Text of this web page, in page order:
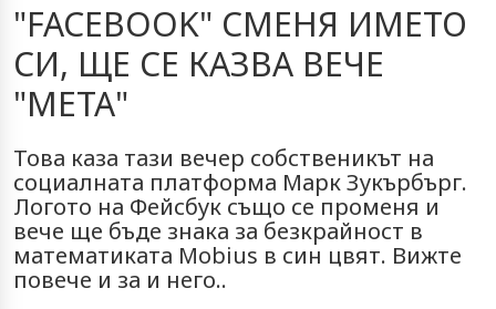
"FACEBOOK" СМЕНЯ ИМЕТО
СИ, ЩЕ СЕ КАЗВА ВЕЧЕ
"МЕТА"
Това каза тази вечер собственикът на
социалната платформа Марк Зукърбърг.
Логото на Фейсбук също се променя и
вече ще бъде знака за безкрайност в
математиката Mobius в син цвят. Вижте
повече и за и него..